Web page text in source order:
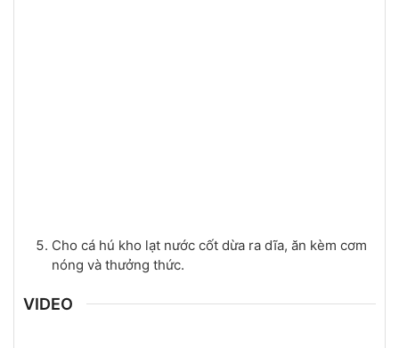
Cho cá hú kho lạt nước cốt dừa ra dĩa, ăn kèm cơm
nóng và thưởng thức.
VIDEO